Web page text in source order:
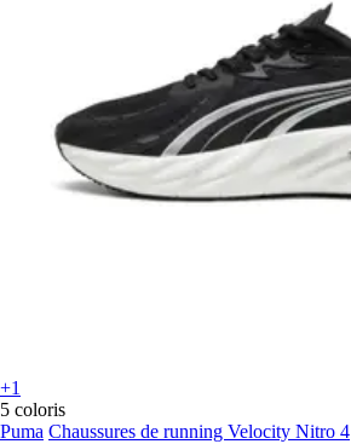
+1
5 coloris
Puma Chaussures de running Velocity Nitro 4